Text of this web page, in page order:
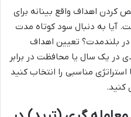
کردن اهداف واقع بینانه برای
آیا به دنبال سود کوتاه مدت
بلندمدت؟ تعیین اهداف
رشد ۲۰ درصدی در یک سال یا محافظت در برابر
مناسبی را انتخاب کنید
کنید.